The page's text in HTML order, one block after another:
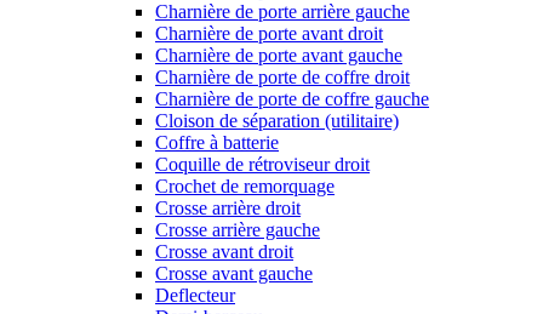
Charnière de porte arrière gauche
Charnière de porte avant droit
Charnière de porte avant gauche
Charnière de porte de coffre droit
Charnière de porte de coffre gauche
Cloison de séparation (utilitaire)
Coffre à batterie
Coquille de rétroviseur droit
Crochet de remorquage
Crosse arrière droit
Crosse arrière gauche
Crosse avant droit
Crosse avant gauche
Deflecteur